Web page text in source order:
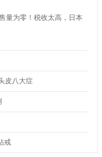
量为零！税收太高，日本
皮八大症
戒